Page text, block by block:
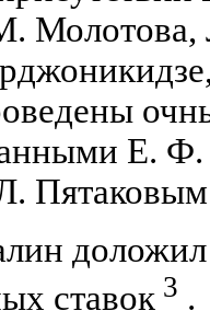
Е.
ставок 3 .